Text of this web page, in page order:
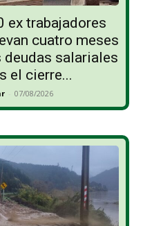
ex trabajadores
cuatro meses
deudas salariales
el cierre...
- 07/08/2026